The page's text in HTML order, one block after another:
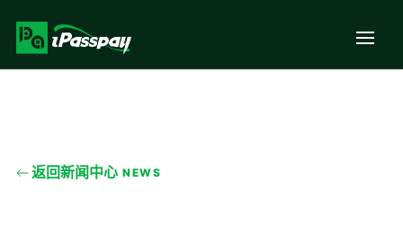
返回新闻中心 NEWS